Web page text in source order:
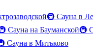
🚇 Сауна в
Сауна на Бауманской🚇
Сауна в Митьково